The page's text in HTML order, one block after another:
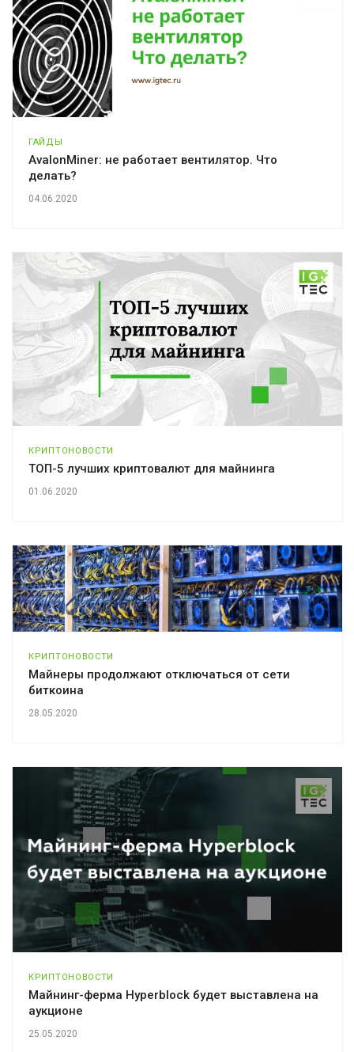
ГАЙДЫ
AvalonMiner: не работает вентилятор. Что
делать?
04.06.2020
КРИПТОНОВОСТИ
ТОП-5 лучших криптовалют для майнинга
01.06.2020
КРИПТОНОВОСТИ
Майнеры продолжают отключаться от сети
биткоина
28.05.2020
КРИПТОНОВОСТИ
Майнинг-ферма Hyperblock будет выставлена на
аукционе
25.05.2020